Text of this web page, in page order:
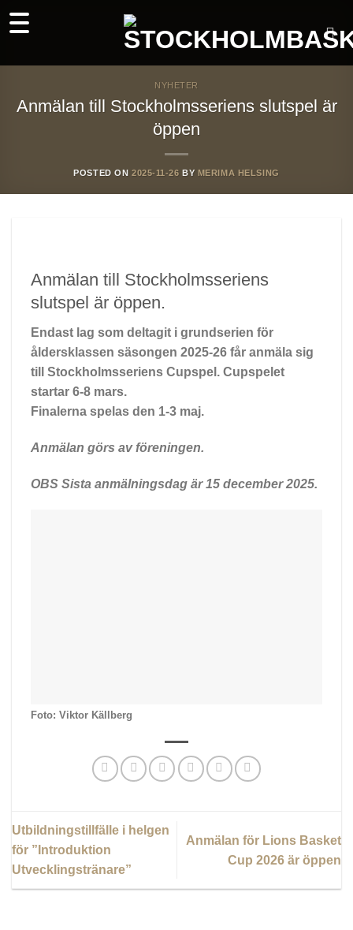
to
NYHETER
Anmälan till Stockholmsseriens slutspel är
öppen
POSTED ON 2025-11-26 BY MERIMA HELSING
Anmälan till Stockholmsseriens
slutspel är öppen.
Endast lag som deltagit i grundserien för
åldersklassen säsongen 2025-26 får anmäla sig
till Stockholmsseriens Cupspel. Cupspelet
startar 6-8 mars.
Finalerna spelas den 1-3 maj.
Anmälan görs av föreningen.
OBS Sista anmälningsdag är 15 december 2025.
Foto: Viktor Källberg
Utbildningstillfälle i helgen
för ”Introduktion
Utvecklingstränare”
Anmälan för Lions Basket
Cup 2026 är öppen